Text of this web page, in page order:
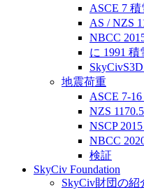
ASCE 7
AS / NZS
NBCC
に 1991
地震荷重
ASCE 7-
NZS
NSCP
NBCC
検証
SkyCiv Foundation
SkyCiv財団の紹